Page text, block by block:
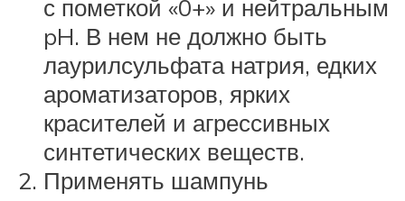
с пометкой «0+» и нейтральным
pH. В нем не должно быть
лаурилсульфата натрия, едких
ароматизаторов, ярких
красителей и агрессивных
синтетических веществ.
Применять шампунь